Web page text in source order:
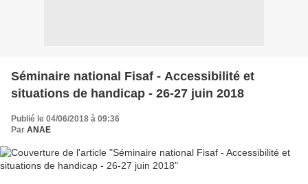
Séminaire national Fisaf - Accessibilité et
situations de handicap - 26-27 juin 2018
Publié le 04/06/2018 à 09:36
Par ANAE